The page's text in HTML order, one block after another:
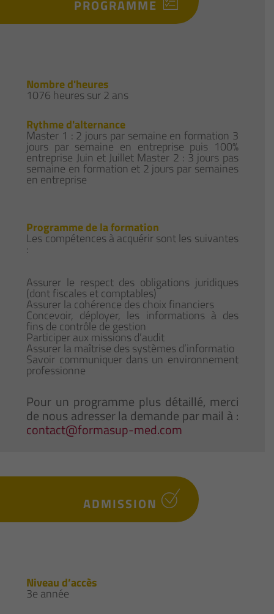
PROGRAMME
Nombre d'heures
1076 heures sur 2 ans
Rythme d'alternance
Master 1 : 2 jours par semaine en formation 3
jours par semaine en entreprise puis 100%
entreprise Juin et Juillet Master 2 : 3 jours pas
semaine en formation et 2 jours par semaines
en entreprise
Programme de la formation
Les compétences à acquérir sont les suivantes
:
Assurer le respect des obligations juridiques
(dont fiscales et comptables)
Assurer la cohérence des choix financiers
Concevoir, déployer, les informations à des
fins de contrôle de gestion
Participer aux missions d’audit
Assurer la maîtrise des systèmes d’informatio
Savoir communiquer dans un environnement
professionne
Pour un programme plus détaillé, merci
de nous adresser la demande par mail à :
contact@formasup-med.com
ADMISSION
Niveau d’accès
3e année